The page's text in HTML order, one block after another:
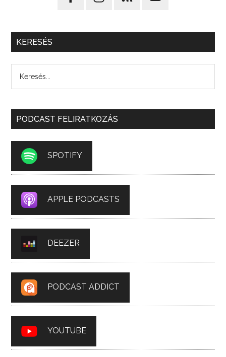
KERESÉS
PODCAST FELIRATKOZÁS
SPOTIFY
APPLE PODCASTS
DEEZER
PODCAST ADDICT
YOUTUBE